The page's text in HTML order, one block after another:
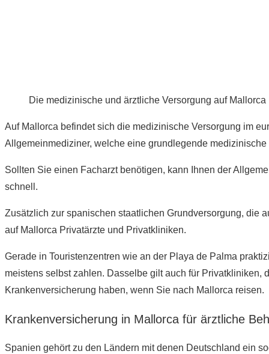
Die medizinische und ärztliche Versorgung auf
Auf Mallorca befindet sich die medizinische Versorgung im
Allgemeinmediziner, welche eine grundlegende
Sollten Sie einen Facharzt benötigen, kann Ihnen der
schnell.
Zusätzlich zur spanischen staatlichen Grundversorgung, die
auf Mallorca Privatärzte und Privatkliniken.
Gerade in Touristenzentren wie an der Playa de Palma
meistens selbst zahlen. Dasselbe gilt auch für
Krankenversicherung haben, wenn Sie nach Mallorca reisen.
Krankenversicherung in Mallorca für ärztliche
Spanien gehört zu den Ländern mit denen Deutschland ein